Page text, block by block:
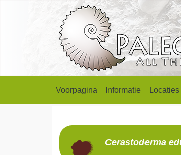
Voorpagina Informatie Locaties
Cerastoderma